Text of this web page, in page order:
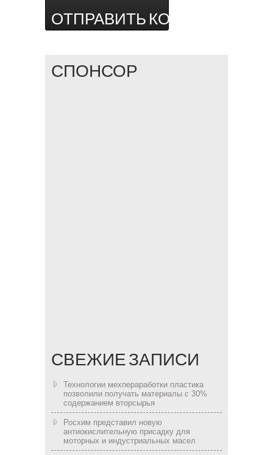
СПОНСОР
СВЕЖИЕ ЗАПИСИ
Технологии мехпераработки пластика
позволили получать материалы с 30%
содержанием вторсырья
Росхим представил новую
антиокислительную присадку для
моторных и индустриальных масел